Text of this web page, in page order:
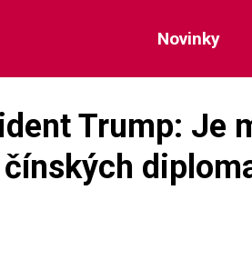
Novinky
Trump: Je